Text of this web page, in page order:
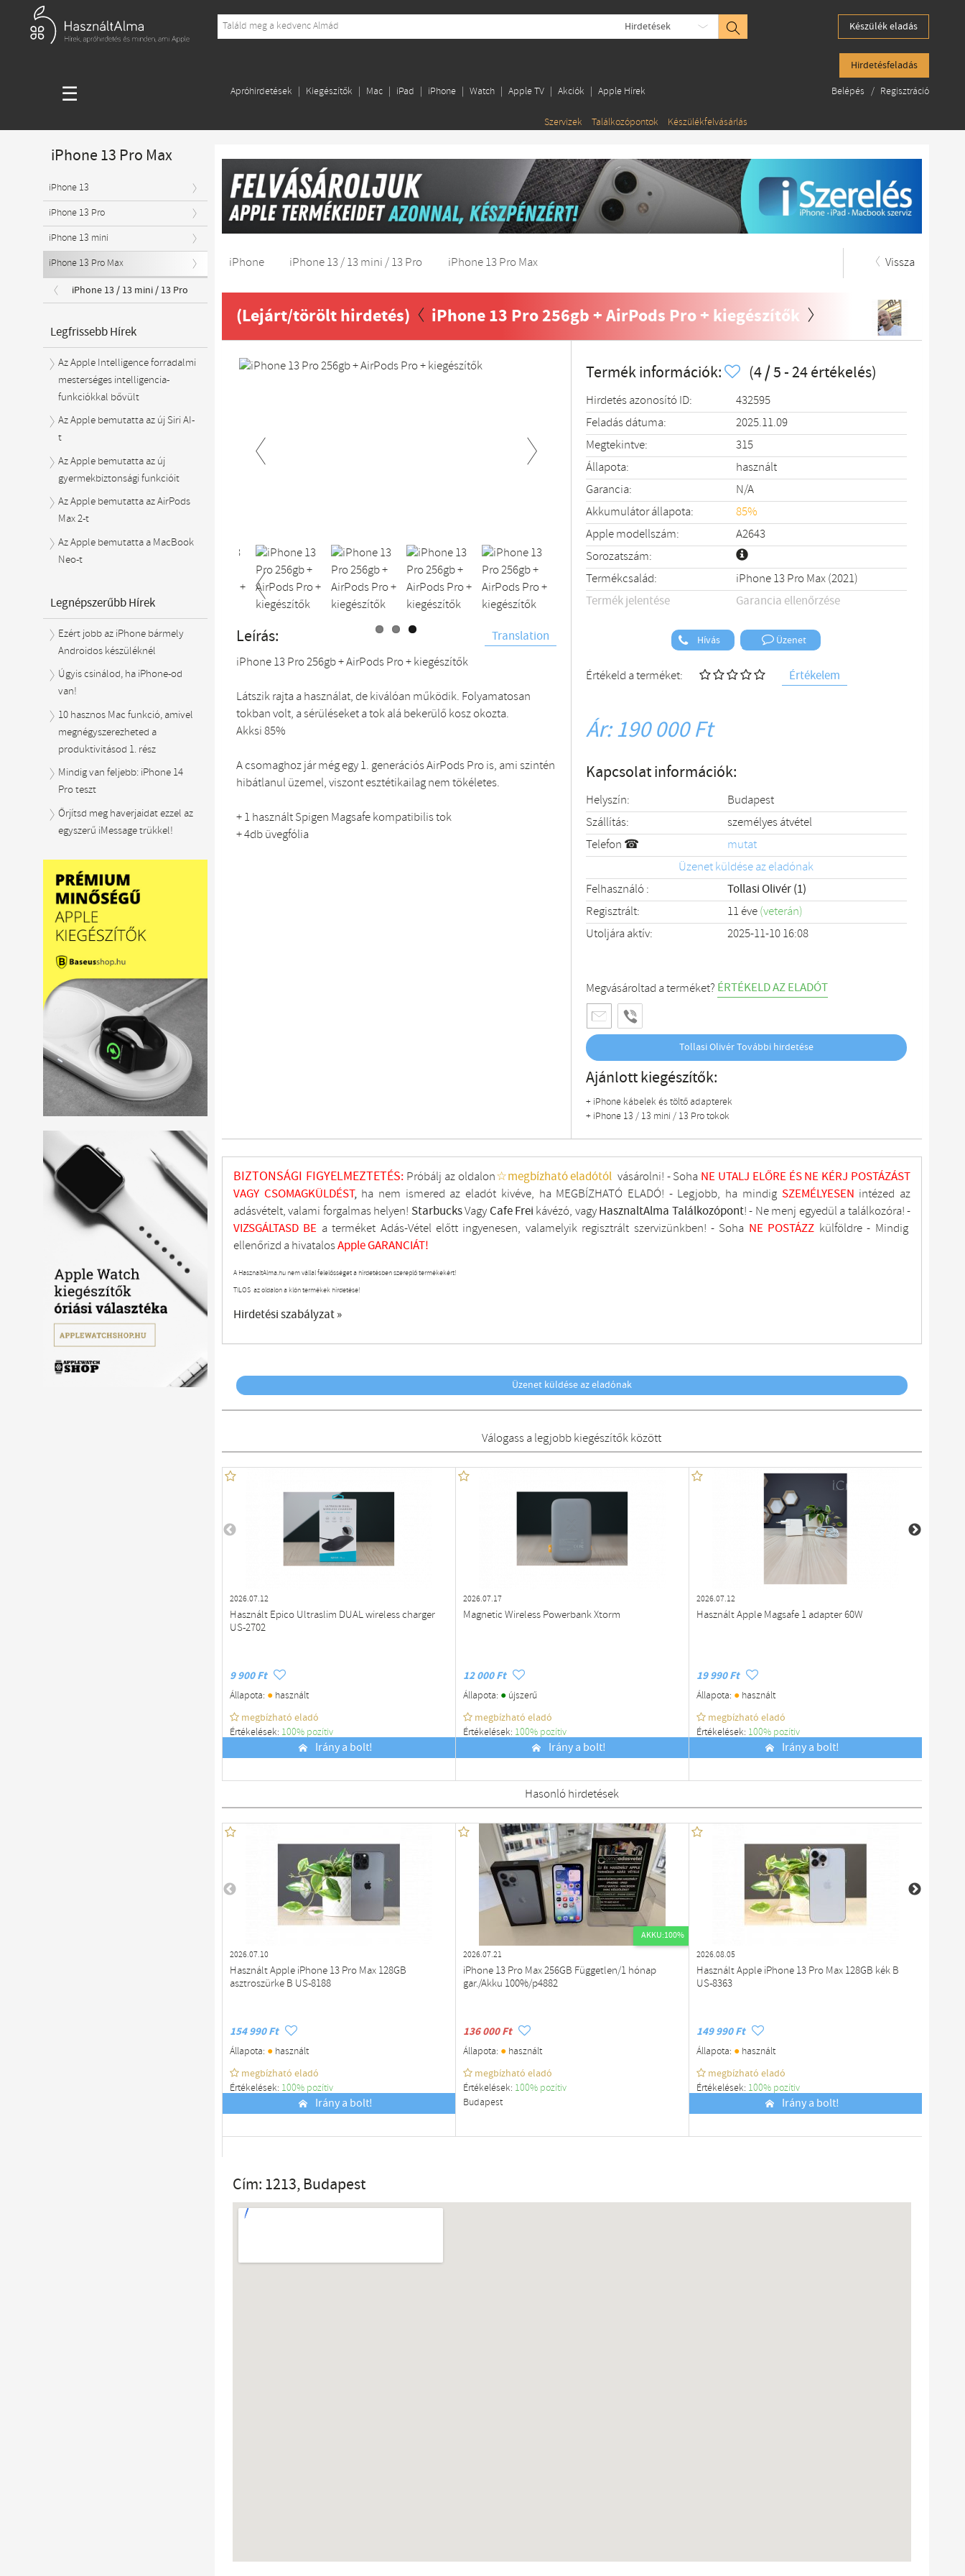
Hirdetések Készülék eladás
Hirdetésfeladás
☰ Apróhirdetések Kiegészítők Mac iPad iPhone Watch Apple TV Akciók Apple Hírek
Szervizek Találkozópontok Készülékfelvásárlás
Belépés / Regisztráció
iPhone iPhone 13 / 13 mini / 13 Pro iPhone 13 Pro Max Vissza
(Lejárt/törölt hirdetés) iPhone 13 Pro 256gb + AirPods Pro + kiegészítők
Previous
Leírás:
Translation
iPhone 13 Pro 256gb + AirPods Pro + kiegészítők
Látszik rajta a használat, de kiválóan működik. Folyamatosan
tokban volt, a sérüléseket a tok alá bekerülő kosz okozta.
Akksi 85%
A csomaghoz jár még egy 1. generációs AirPods Pro is, ami szintén
hibátlanul üzemel, viszont esztétikailag nem tökéletes.
+ 1 használt Spigen Magsafe kompatibilis tok
+ 4db üvegfólia
Termék információk: (4 / 5 - 24 értékelés)
Hirdetés azonosító ID:
432595
Feladás dátuma:
2025.11.09
Megtekintve:
315
Állapota:
használt
Garancia:
N/A
Akkumulátor állapota:
85%
Apple modellszám:
A2643
Sorozatszám:
Termékcsalád:
iPhone 13 Pro Max (2021)
Termék jelentése
Garancia ellenőrzése
Hívás Üzenet
Értékeld a terméket: Értékelem
Ár: 190 000 Ft
Kapcsolat információk:
Helyszín:
Budapest
Szállítás:
személyes átvétel
Telefon ☎
mutat
Üzenet küldése az eladónak
Felhasználó :
Tollasi Olivér (1)
Regisztrált:
11 éve(veterán)
Utoljára aktív:
2025-11-10 16:08
Megvásároltad a terméket? ÉRTÉKELD AZ ELADÓT
Tollasi Olivér További hirdetése
Ajánlott kiegészítők:
+ iPhone kábelek és töltő adapterek
+ iPhone 13 / 13 mini / 13 Pro tokok
BIZTONSÁGI FIGYELMEZTETÉS: Próbálj az oldalon☆megbízható eladótól vásárolni! - Soha NE UTALJ ELŐRE ÉS NE KÉRJ POSTÁZÁST
VAGY CSOMAGKÜLDÉST, ha nem ismered az eladót kivéve, ha MEGBÍZHATÓ ELADÓ! - Legjobb, ha mindig SZEMÉLYESEN intézed az
adásvételt, valami forgalmas helyen! StarbucksVagyCafe Frei kávézó, vagyHasznaltAlma Találkozópont!- Ne menj egyedül a találkozóra! -
VIZSGÁLTASD BE a terméket Adás-Vétel előtt ingyenesen, valamelyik regisztrált szervizünkben! - Soha NE POSTÁZZ külföldre- Mindig
ellenőrizd a hivatalosApple GARANCIÁT!
A HasznaltAlma.hu nem vállal felelősséget a hirdetésben szereplő termékekért!
TILOS az oldalon a klón termékek hirdetése!
Hirdetési szabályzat »
Üzenet küldése az eladónak
Válogass a legjobb kiegészítők között
2026.07.12
Használt Epico Ultraslim DUAL wireless charger
US-2702
9 900 Ft
Állapota: ●használt
megbízható eladó
Értékelések: 100% pozítiv
Irány a bolt!
2026.07.17
Magnetic Wireless Powerbank Xtorm
12 000 Ft
Állapota: ●újszerű
megbízható eladó
Értékelések: 100% pozítiv
Irány a bolt!
2026.07.12
Használt Apple Magsafe 1 adapter 60W
19 990 Ft
Állapota: ●használt
megbízható eladó
Értékelések: 100% pozítiv
Irány a bolt!
Hasonló hirdetések
2026.07.10
Használt Apple iPhone 13 Pro Max 128GB
asztroszürke B US-8188
154 990 Ft
Állapota: ●használt
megbízható eladó
Értékelések: 100% pozítiv
Irány a bolt!
AKKU:100%
2026.07.21
iPhone 13 Pro Max 256GB Független/1 hónap
gar./Akku 100%/p4882
136 000 Ft
Állapota: ●használt
megbízható eladó
Értékelések: 100% pozítiv
Budapest
2026.08.05
Használt Apple iPhone 13 Pro Max 128GB kék B
US-8363
149 990 Ft
Állapota: ●használt
megbízható eladó
Értékelések: 100% pozítiv
Irány a bolt!
Cím: 1213, Budapest
iPhone 13 Pro Max
iPhone 13
iPhone 13 Pro
iPhone 13 mini
iPhone 13 Pro Max
iPhone 13 / 13 mini / 13 Pro
Legfrissebb Hírek
Az Apple Intelligence forradalmi
mesterséges intelligencia-
funkciókkal bővült
Az Apple bemutatta az új Siri AI-
t
Az Apple bemutatta az új
gyermekbiztonsági funkcióit
Az Apple bemutatta az AirPods
Max 2-t
Az Apple bemutatta a MacBook
Neo-t
Legnépszerűbb Hírek
Ezért jobb az iPhone bármely
Androidos készüléknél
Úgyis csinálod, ha iPhone-od
van!
10 hasznos Mac funkció, amivel
megnégyszerezheted a
produktivitásod 1. rész
Mindig van feljebb: iPhone 14
Pro teszt
Őrjítsd meg haverjaidat ezzel az
egyszerű iMessage trükkel!